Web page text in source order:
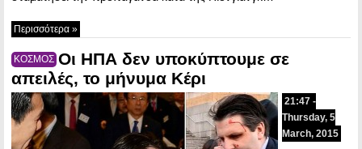
Περισσότερα »
ΚΟΣΜΟΣ Οι ΗΠΑ δεν υποκύπτουμε σε
απειλές, το μήνυμα Κέρι
21:47 -
Thursday, 5
March, 2015